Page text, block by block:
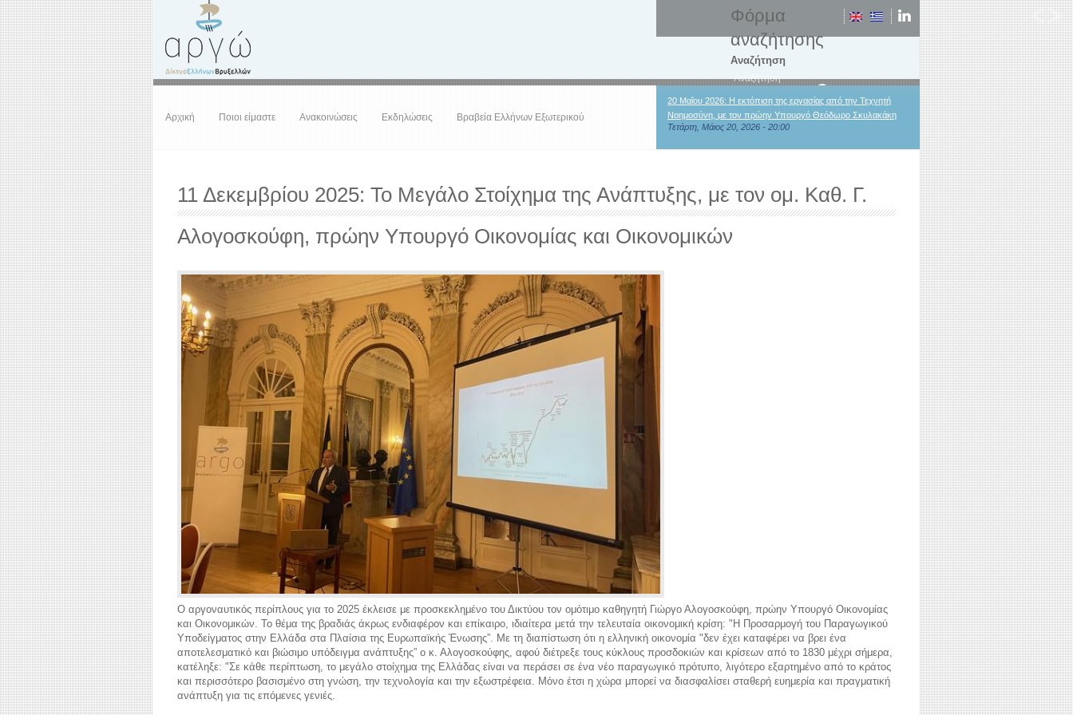
Φόρμα
αναζήτησης
Αναζήτηση
Αρχική Ποιοι είμαστε Ανακοινώσεις Εκδηλώσεις Βραβεία Ελλήνων Εξωτερικού
20 Μαΐου 2026: Η εκτόπιση της εργασίας από την Τεχνητή
Νοημοσύνη, με τον πρώην Υπουργό Θεόδωρο Σκυλακάκη
Τετάρτη, Μάιος 20, 2026 - 20:00
11 Δεκεμβρίου 2025: Το Μεγάλο Στοίχημα της Ανάπτυξης, με τον ομ. Καθ. Γ.
Αλογοσκούφη, πρώην Υπουργό Οικονομίας και Οικονομικών
Ο αργοναυτικός περίπλους για το 2025 έκλεισε με προσκεκλημένο του Δικτύου τον ομότιμο καθηγητή Γιώργο Αλογοσκούφη, πρώην Υπουργό Οικονομίας
και Οικονομικών. Το θέμα της βραδιάς άκρως ενδιαφέρον και επίκαιρο, ιδιαίτερα μετά την τελευταία οικονομική κρίση: "Η Προσαρμογή του Παραγωγικού
Υποδείγματος στην Ελλάδα στα Πλαίσια της Ευρωπαϊκής Ένωσης”. Με τη διαπίστωση ότι η ελληνική οικονομία "δεν έχει καταφέρει να βρει ένα
αποτελεσματικό και βιώσιμο υπόδειγμα ανάπτυξης” ο κ. Αλογοσκούφης, αφού διέτρεξε τους κύκλους προσδοκιών και κρίσεων από το 1830 μέχρι σήμερα,
κατέληξε: "Σε κάθε περίπτωση, το μεγάλο στοίχημα της Ελλάδας είναι να περάσει σε ένα νέο παραγωγικό πρότυπο, λιγότερο εξαρτημένο από το κράτος
και περισσότερο βασισμένο στη γνώση, την τεχνολογία και την εξωστρέφεια. Μόνο έτσι η χώρα μπορεί να διασφαλίσει σταθερή ευημερία και πραγματική
ανάπτυξη για τις επόμενες γενιές.